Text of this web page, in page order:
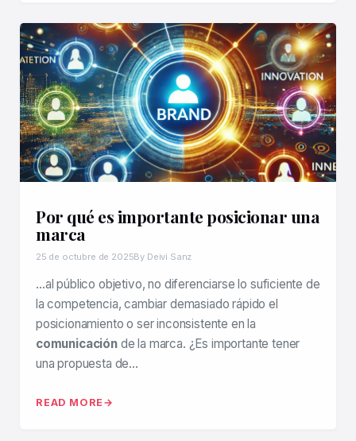
Por qué es importante posicionar una
marca
25 de octubre de 2025By Deivi Sanz
…al público objetivo, no diferenciarse lo suficiente de
la competencia, cambiar demasiado rápido el
posicionamiento o ser inconsistente en la
comunicaciónde la marca. ¿Es importante tener
una propuesta de…
READ MORE